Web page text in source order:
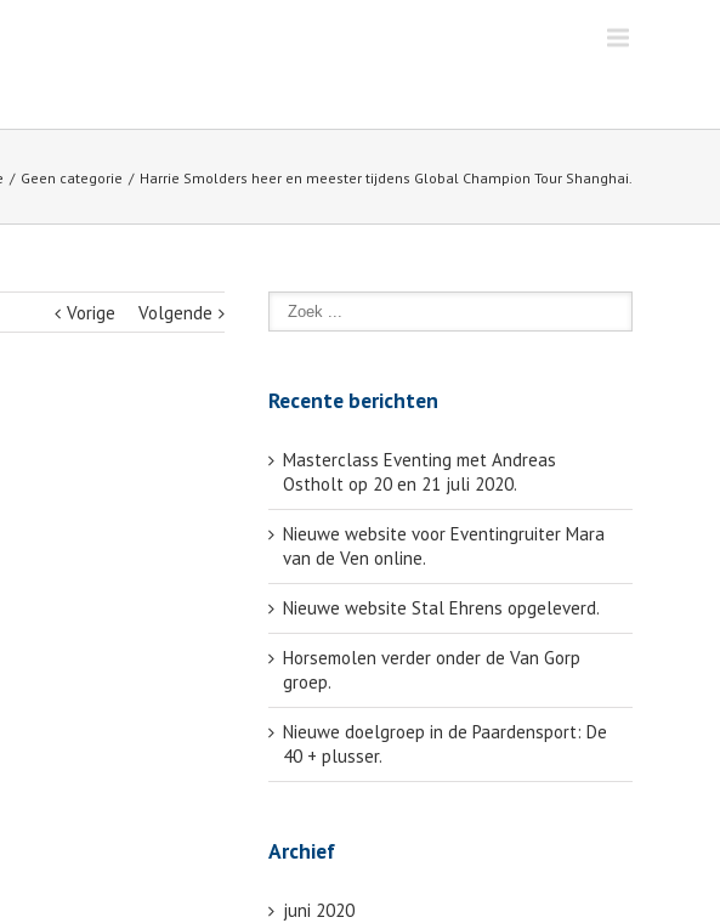
Geen categorie Harrie Smolders heer en meester tijdens Global Champion Tour Shanghai.
Vorige Volgende
Recente berichten
Masterclass Eventing met Andreas
Ostholt op 20 en 21 juli 2020.
Nieuwe website voor Eventingruiter Mara
van de Ven online.
Nieuwe website Stal Ehrens opgeleverd.
Horsemolen verder onder de Van Gorp
groep.
Nieuwe doelgroep in de Paardensport: De
40 + plusser.
Archief
juni 2020